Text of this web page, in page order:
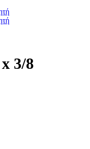
3/8